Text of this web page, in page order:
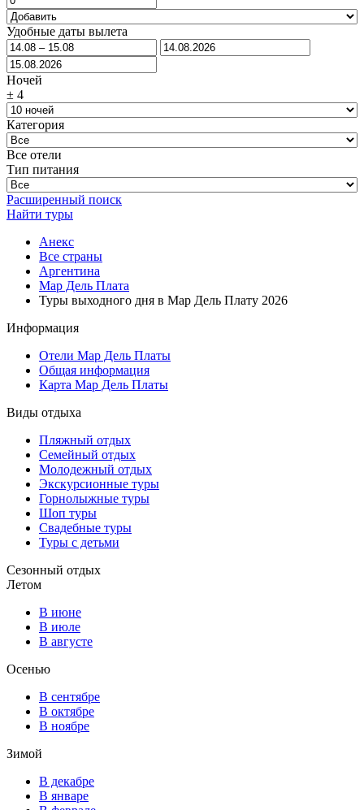
Удобные даты вылета
Ночей
± 4
Категория
Все отели
Тип питания
Расширенный поиск
Найти туры
Анекс
Все страны
Аргентина
Мар Дель Плата
Туры выходного дня в Мар Дель Плату 2026
Информация
Отели Мар Дель Платы
Общая информация
Карта Мар Дель Платы
Виды отдыха
Пляжный отдых
Семейный отдых
Молодежный отдых
Экскурсионные туры
Горнолыжные туры
Шоп туры
Свадебные туры
Туры с детьми
Сезонный отдых
Летом
В июне
В июле
В августе
Осенью
В сентябре
В октябре
В ноябре
Зимой
В декабре
В январе